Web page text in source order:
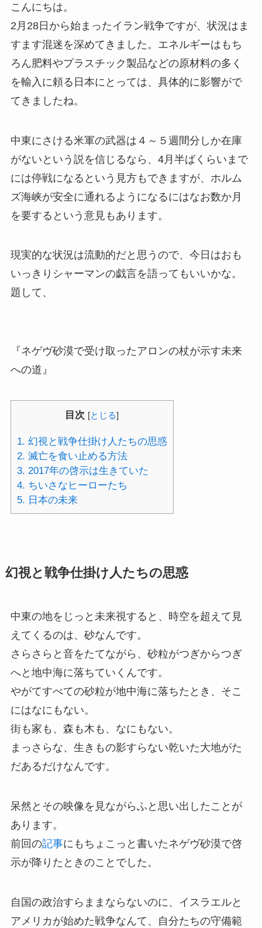
こんにちは。
2月28日から始まったイラン戦争ですが、状況はま
すます混迷を深めてきました。エネルギーはもち
ろん肥料やプラスチック製品などの原材料の多く
を輸入に頼る日本にとっては、具体的に影響がで
てきましたね。
中東にさける米軍の武器は４～５週間分しか在庫
がないという説を信じるなら、4月半ばくらいまで
には停戦になるという見方もできますが、ホルム
ズ海峡が安全に通れるようになるにはなお数か月
を要するという意見もあります。
現実的な状況は流動的だと思うので、今日はおも
いっきりシャーマンの戯言を語ってもいいかな。
題して、
『ネゲヴ砂漠で受け取ったアロンの杖が示す未来
への道』
目次 [とじる]
1. 幻視と戦争仕掛け人たちの思惑
2. 滅亡を食い止める方法
3. 2017年の啓示は生きていた
4. ちいさなヒーローたち
5. 日本の未来
幻視と戦争仕掛け人たちの思惑
中東の地をじっと未来視すると、時空を超えて見
えてくるのは、砂なんです。
さらさらと音をたてながら、砂粒がつぎからつぎ
へと地中海に落ちていくんです。
やがてすべての砂粒が地中海に落ちたとき、そこ
にはなにもない。
街も家も、森も木も、なにもない。
まっさらな、生きもの影すらない乾いた大地がた
だあるだけなんです。
呆然とその映像を見ながらふと思い出したことが
あります。
前回の記事にもちょこっと書いたネゲヴ砂漠で啓
示が降りたときのことでした。
自国の政治すらままならないのに、イスラエルと
アメリカが始めた戦争なんて、自分たちの守備範